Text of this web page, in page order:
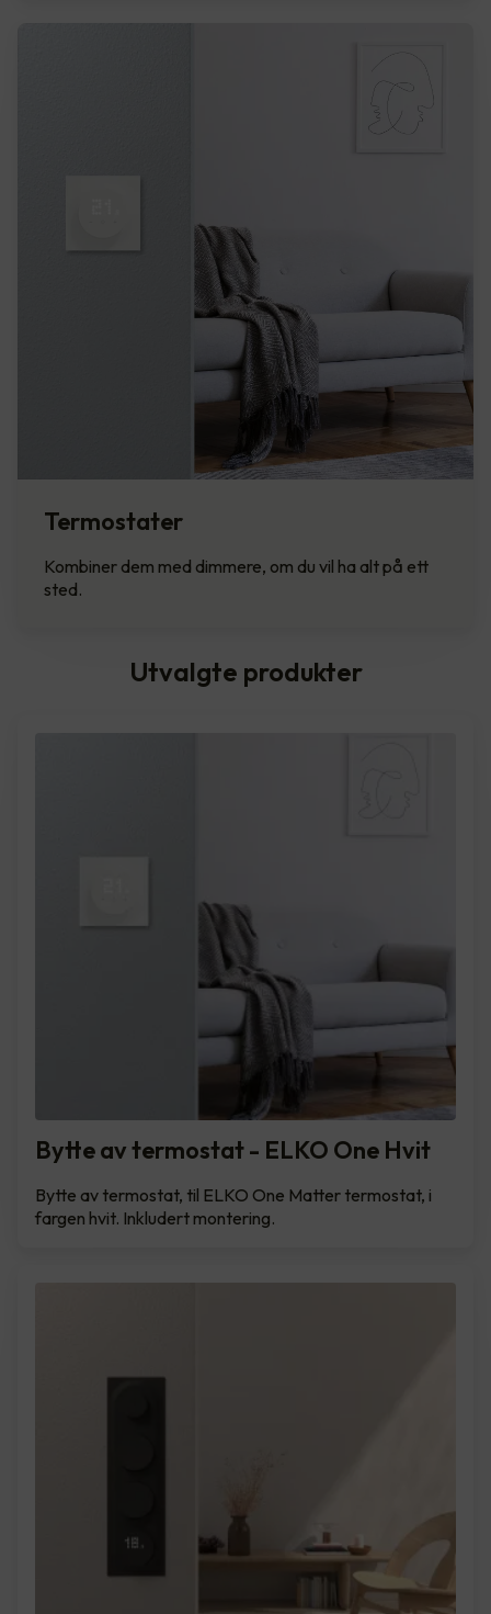
Termostater
Kombiner dem med dimmere, om du vil ha alt på ett
sted.
Utvalgte produkter
Bytte av termostat - ELKO One Hvit
Bytte av termostat, til ELKO One Matter termostat, i
fargen hvit. Inkludert montering.